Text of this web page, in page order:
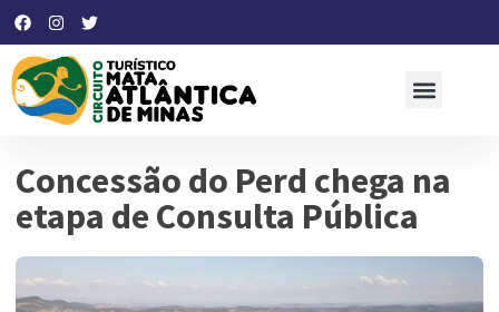
Concessão do Perd chega na
etapa de Consulta Pública